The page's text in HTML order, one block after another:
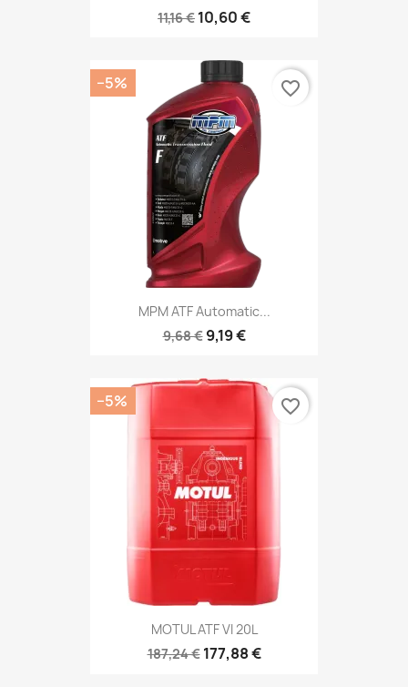
11,16 € 10,60 €
MPM ATF Automatic...
9,68 € 9,19 €
−5% favorite_border
MOTUL ATF VI 20L
187,24 € 177,88 €
−5% favorite_border